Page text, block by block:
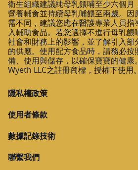
衛生組織建議純母乳餵哺至少六個月
營養輔食並持續母乳哺餵至兩歲。
需不同，建議您應在醫護專業人員指
入輔助食品。若您選擇不進行母乳
社會和財務上的影響，並了解引入
的供應。使用配方食品時，請務必
備、使用與儲存，以確保寶寶的健
Wyeth LLC之註冊商標，授權下使用。
隱私權政策
使用者條款
數據記錄技術
聯繫我們